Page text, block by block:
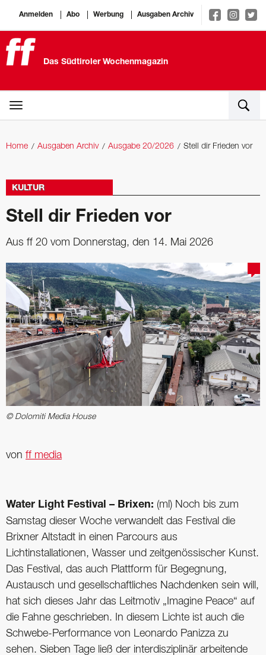
Anmelden Abo Werbung Ausgaben Archiv
Das Südtiroler Wochenmagazin
Home Ausgaben Archiv Ausgabe 20/2026 Stell dir Frieden vor
KULTUR
Stell dir Frieden vor
Aus ff 20 vom Donnerstag, den 14. Mai 2026
© Dolomiti Media House
von ff media
Water Light Festival – Brixen: (ml) Noch bis zum
Samstag dieser Woche verwandelt das Festival die
Brixner Altstadt in einen Parcours aus
Lichtinstallationen, Wasser und zeitgenössischer Kunst.
Das Festival, das auch Plattform für Begegnung,
Austausch und gesellschaftliches Nachdenken sein will,
hat sich dieses Jahr das Leitmotiv „Imagine Peace“ auf
die Fahne geschrieben. In diesem Lichte ist auch die
Schwebe-Performance von Leonardo Panizza zu
sehen. Sieben Tage ließ der interdisziplinär arbeitende